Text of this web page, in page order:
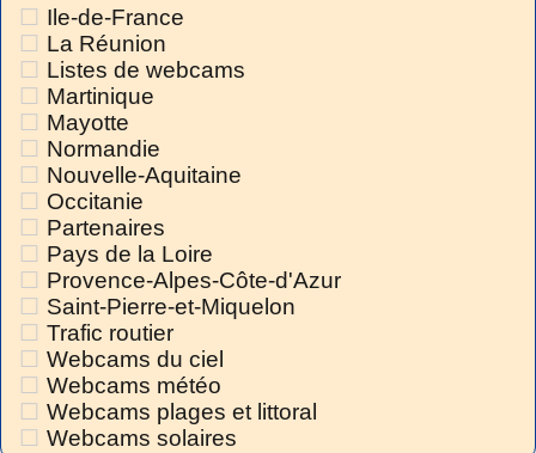
Ile-de-France
La Réunion
Listes de webcams
Martinique
Mayotte
Normandie
Nouvelle-Aquitaine
Occitanie
Partenaires
Pays de la Loire
Provence-Alpes-Côte-d'Azur
Saint-Pierre-et-Miquelon
Trafic routier
Webcams du ciel
Webcams météo
Webcams plages et littoral
Webcams solaires